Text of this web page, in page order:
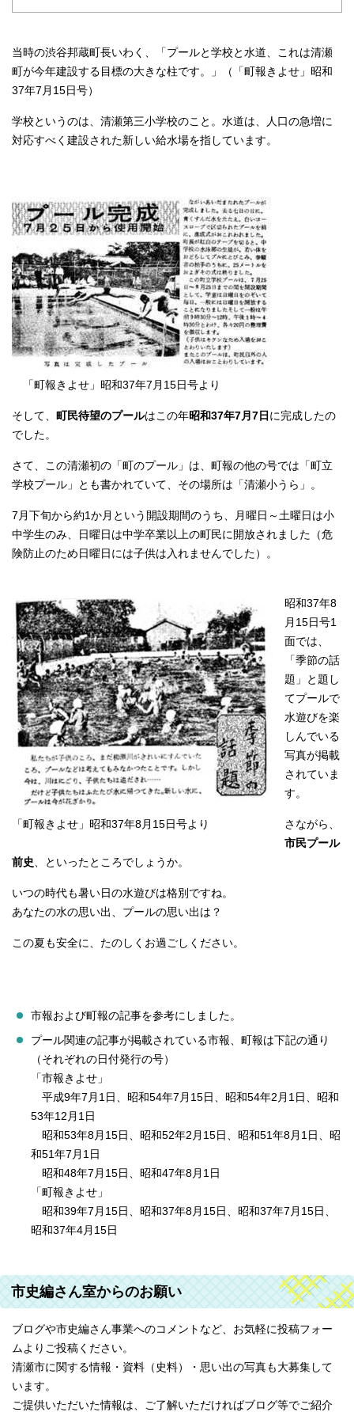
当時の渋谷邦蔵町長いわく、「プールと学校と水道、これは清瀬
町が今年建設する目標の大きな柱です。」（「町報きよせ」昭和
37年7月15日号）
学校というのは、清瀬第三小学校のこと。水道は、人口の急増に
対応すべく建設された新しい給水場を指しています。
「町報きよせ」昭和37年7月15日号より
そして、 町民待望のプールはこの年昭和37年7月7日 に完成したの
でした。
さて、この清瀬初の「町のプール」は、町報の他の号では「町立
学校プール」とも書かれていて、その場所は「清瀬小うら」。
7月下旬から約1か月という開設期間のうち、月曜日～土曜日は小
中学生のみ、日曜日は中学卒業以上の町民に開放されました（危
険防止のため日曜日には子供は入れませんでした）。
「町報きよせ」昭和37年8月15日号より
昭和37年8
月15日号1
面では、
「季節の話
題」と題し
てプールで
水遊びを楽
しんでいる
写真が掲載
されていま
す。
さながら、
市民プール
前史 、といったところでしょうか。
いつの時代も暑い日の水遊びは格別ですね。
あなたの水の思い出、プールの思い出は？
この夏も安全に、たのしくお過ごしください。
市報および町報の記事を参考にしました。
プール関連の記事が掲載されている市報、町報は下記の通り
（それぞれの日付発行の号）
「市報きよせ」
平成9年7月1日、昭和54年7月15日、昭和54年2月1日、昭和
53年12月1日
昭和53年8月15日、昭和52年2月15日、昭和51年8月1日、昭
和51年7月1日
昭和48年7月15日、昭和47年8月1日
「町報きよせ」
昭和39年7月15日、昭和37年8月15日、昭和37年7月15日、
昭和37年4月15日
市史編さん室からのお願い
ブログや市史編さん事業へのコメントなど、お気軽に投稿フォー
ムよりご投稿ください。
清瀬市に関する情報・資料（史料）・思い出の写真も大募集して
います。
ご提供いただいた情報は、ご了解いただければブログ等でご紹介